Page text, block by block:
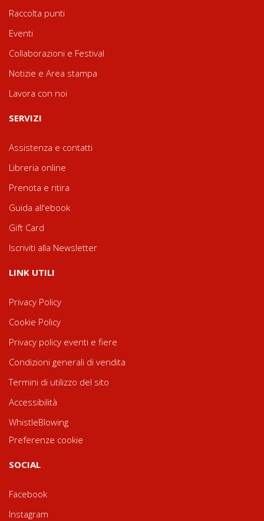
Raccolta punti
Eventi
Collaborazioni e Festival
Notizie e Area stampa
Lavora con noi
SERVIZI
Assistenza e contatti
Libreria online
Prenota e ritira
Guida all'ebook
Gift Card
Iscriviti alla Newsletter
LINK UTILI
Privacy Policy
Cookie Policy
Privacy policy eventi e fiere
Condizioni generali di vendita
Termini di utilizzo del sito
Accessibilità
WhistleBlowing
Preferenze cookie
SOCIAL
Facebook
Instagram